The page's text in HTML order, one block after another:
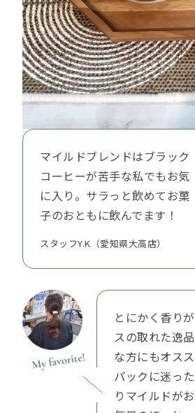
マイルドブレンドはブラック
コーヒーが苦手な私でもお気
に入り。サラっと飲めてお菓
子のおともに飲んでます！
スタッフY.K（愛知県大高店）
とにかく香り
スの取れた逸
な方にもオス
パックに迷っ
りマイルドが